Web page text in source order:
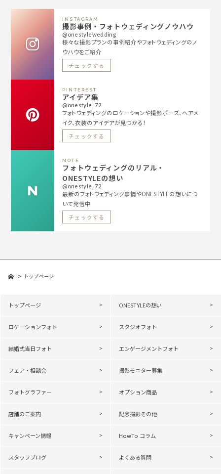
INSTAGRAM
撮影事例・フォトウェディングノウハウ
@onestylewedding
様々な撮影プランの事例紹介やフォトウェディングのノ
ウハウをご紹介
チェックする
PINTEREST
アイデア集
@onestyle_72
フォトウェディングのロケーションや撮影ポーズ、ヘアメ
イク、衣装のアイデアが見つかる！
チェックする
NOTE
フォトウェディングのリアル・
ONESTYLEの想い
@onestyle_72
最新のフォトウェディング事情やONESTYLEの想いにつ
いて発信中
チェックする
トップページ
トップページ ONESTYLEの想い
ロケーションフォト スタジオフォト
結婚式当日フォト エンゲージメントフォト
フェア・相談会 撮影モニター募集
フォトグラファー オプション商品
店舗のご案内 記念撮影その他
キャンペーン情報 HowTo コラム
スタッフブログ よくある質問